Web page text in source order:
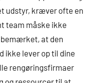
udstyr, kræver ofte en
team måske ikke
bemærket, at den
ikke lever op til dine
rengøringsfirmaer